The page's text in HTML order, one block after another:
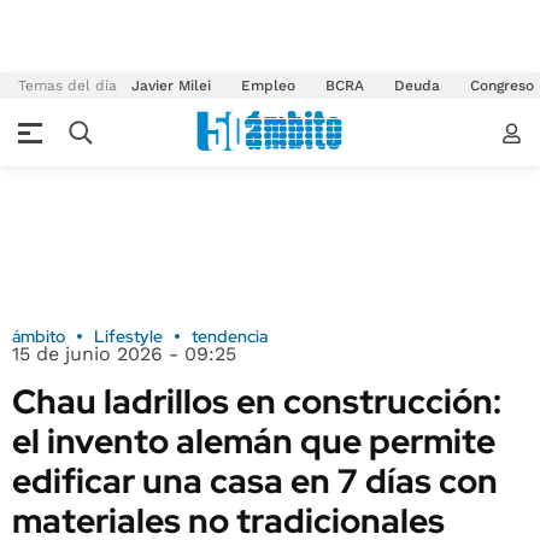
Temas del día Javier Milei Empleo BCRA Deuda Congreso
ámbito Lifestyle tendencia
15 de junio 2026 - 09:25
Chau ladrillos en construcción:
el invento alemán que permite
edificar una casa en 7 días con
materiales no tradicionales